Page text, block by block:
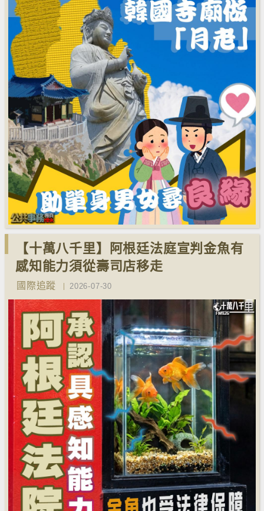
【十萬八千里】阿根廷法庭宣判金魚有
感知能力須從壽司店移走
國際追蹤 2026-07-30